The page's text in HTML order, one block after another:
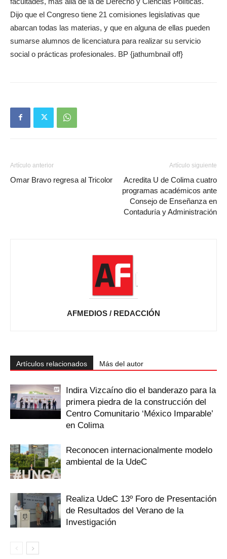
Dijo que el Congreso tiene 21 comisiones legislativas que
abarcan todas las materias, y que en alguna de ellas pueden
sumarse alumnos de licenciatura para realizar su servicio
social o prácticas profesionales. BP {jathumbnail off}
Artículo anterior
Omar Bravo regresa al Tricolor
Artículo siguiente
Acredita U de Colima cuatro
programas académicos ante
Consejo de Enseñanza en
Contaduría y Administración
AFMEDIOS / REDACCIÓN
Artículos relacionados Más del autor
Indira Vizcaíno dio el banderazo para la
primera piedra de la construcción del
Centro Comunitario ‘México Imparable’
en Colima
Reconocen internacionalmente modelo
ambiental de la UdeC
Realiza UdeC 13º Foro de Presentación
de Resultados del Verano de la
Investigación